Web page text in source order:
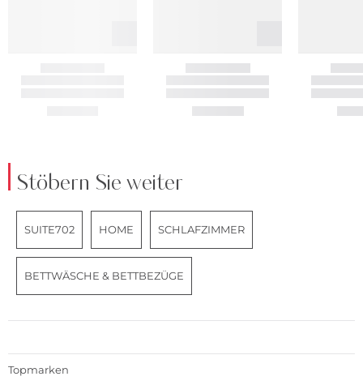
Stöbern Sie weiter
SUITE702 HOME SCHLAFZIMMER
BETTWÄSCHE & BETTBEZÜGE
Topmarken